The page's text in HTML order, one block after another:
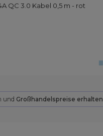
QC 3.0 Kabel 0,5 m - rot
und Großhandelspreise erhalten